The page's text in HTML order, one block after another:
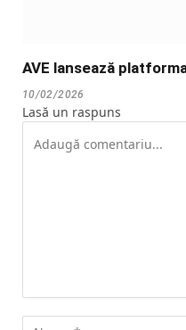
AVE lansează
10/02/2026
Lasă un raspuns